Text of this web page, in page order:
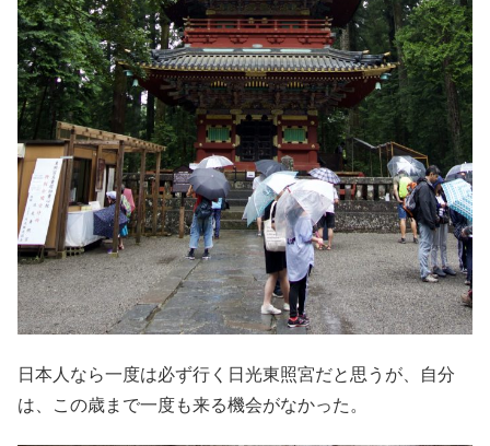
日本人なら一度は必ず行く日光東照宮だと思うが、自分
は、この歳まで一度も来る機会がなかった。